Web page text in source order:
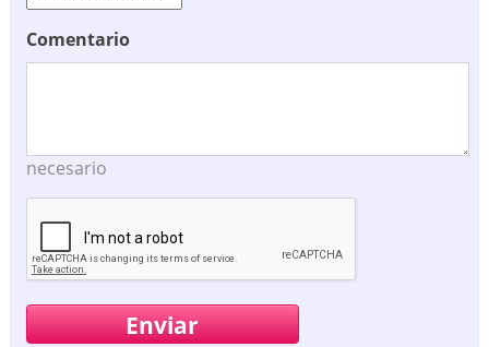
Comentario
necesario